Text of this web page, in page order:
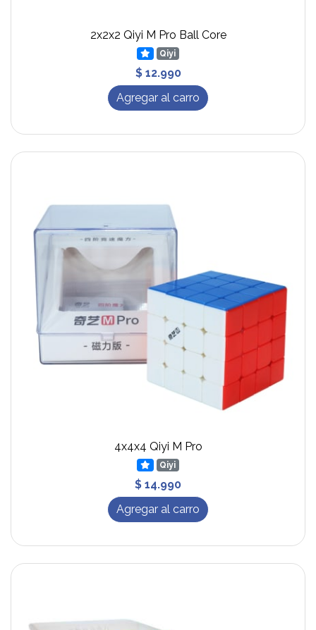
2x2x2 Qiyi M Pro Ball Core
Qiyi
$ 12.990
Agregar al carro
4x4x4 Qiyi M Pro
Qiyi
$ 14.990
Agregar al carro